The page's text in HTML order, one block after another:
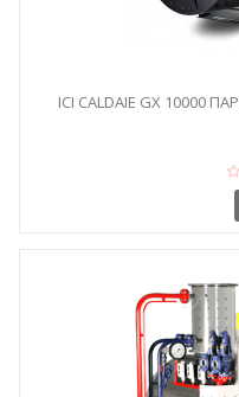
ICI CALDAIE GX 10000